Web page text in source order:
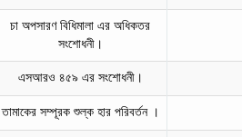
চা অপসারণ বিধিমালা এর অধিকতর
সংশোধনী।
এসআরও ৪৫৯ এর সংশোধনী।
তামাকের সম্পূরক শুল্ক হার পরিবর্তন ।